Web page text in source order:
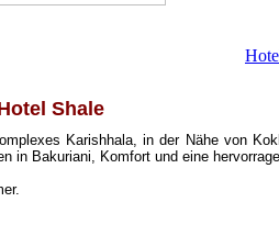
Shale
Karishhala, in der Nähe von
in Bakuriani, Komfort und eine